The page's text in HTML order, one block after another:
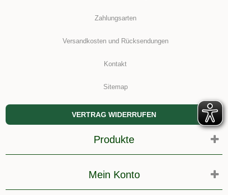
Zahlungsarten
Versandkosten und Rücksendungen
Kontakt
Sitemap
VERTRAG WIDERRUFEN
Produkte
Mein Konto